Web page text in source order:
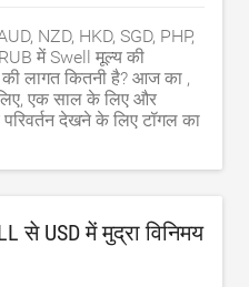
NZD, HKD, SGD, PHP,
में Swell मूल्य की
की लागत कितनी है? आज का ,
एक साल के लिए और
देखने के लिए टॉगल का
से USDमें मुद्रा विनिमय